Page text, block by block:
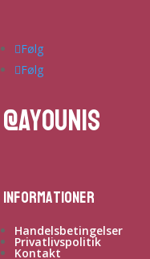
Følg
Følg
@ayounis
Informationer
Handelsbetingelser
Privatlivspolitik
Kontakt